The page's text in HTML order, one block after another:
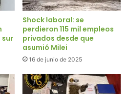
sur
Shock laboral: se
perdieron 115 mil empleos
privados desde que
asumió Milei
16 de junio de 2025